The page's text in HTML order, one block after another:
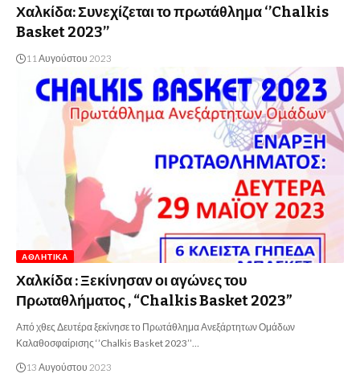
Χαλκίδα: Συνεχίζεται το πρωτάθλημα ‘’Chalkis
Basket 2023’’
11 Αυγούστου 2023
ΑΘΛΗΤΙΚΆ
Χαλκίδα : Ξεκίνησαν οι αγώνες του
Πρωταθλήματος , “Chalkis Basket 2023”
Από χθες Δευτέρα ξεκίνησε το Πρωτάθλημα Ανεξάρτητων Ομάδων
Καλαθοσφαίρισης ‘’Chalkis Basket 2023’’…
13 Αυγούστου 2023